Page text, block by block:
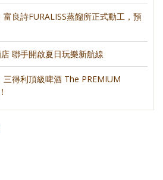
良詩FURALISS蒸餾所正式動工，預
聯手開啟夏日玩樂新航線
得利頂級啤酒 The PREMIUM